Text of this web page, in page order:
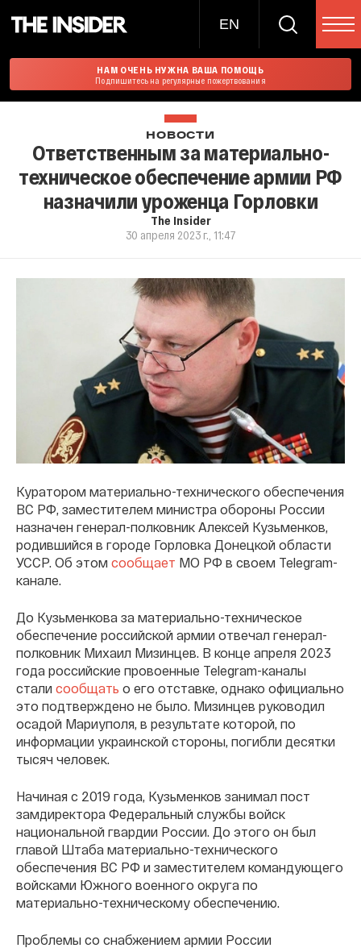
EN
НАМ ОЧЕНЬ НУЖНА ВАША ПОМОЩЬ
Подпишитесь на регулярные пожертвования
НОВОСТИ
Ответственным за материально-
техническое обеспечение армии РФ
назначили уроженца Горловки
The Insider
30 апреля 2023 г., 11:47
Куратором материально-технического обеспечения
ВС РФ, заместителем министра обороны России
назначен генерал-полковник Алексей Кузьменков,
родившийся в городе Горловка Донецкой области
УССР. Об этом сообщает МО РФ в своем Telegram-
канале.
До Кузьменкова за материально-техническое
обеспечение российской армии отвечал генерал-
полковник Михаил Мизинцев. В конце апреля 2023
года российские провоенные Telegram-каналы
стали сообщать о его отставке, однако официально
это подтверждено не было. Мизинцев руководил
осадой Мариуполя, в результате которой, по
информации украинской стороны, погибли десятки
тысяч человек.
Начиная с 2019 года, Кузьменков занимал пост
замдиректора Федеральный службы войск
национальной гвардии России. До этого он был
главой Штаба материально-технического
обеспечения ВС РФ и заместителем командующего
войсками Южного военного округа по
материально-техническому обеспечению.
Проблемы со снабжением армии России